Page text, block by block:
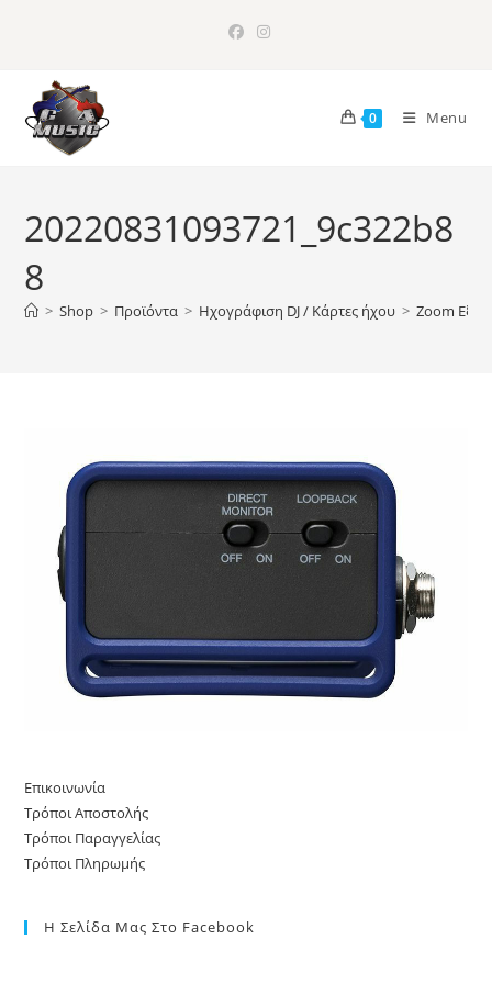
0 Menu
20220831093721_9c322b8
8
> Shop > Προϊόντα > Ηχογράφιση DJ / Κάρτες ήχου > Zoom
Επικοινωνία
Τρόποι Αποστολής
Τρόποι Παραγγελίας
Τρόποι Πληρωμής
Η Σελίδα Μας Στο Facebook